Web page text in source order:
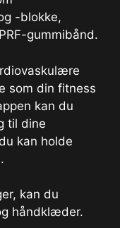
-blokke,
gummibånd.
som din fitness
kan du
til dine
kan holde
kan du
håndklæder.